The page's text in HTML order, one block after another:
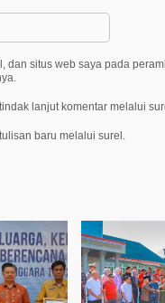
dan situs web saya pada
lanjut komentar melalui
baru melalui surel.